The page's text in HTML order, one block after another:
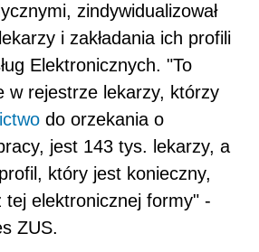
zindywidualizował
lekarzy i zakładania ich profili
Elektronicznych. "To
w rejestrze lekarzy, którzy
do orzekania o
jest 143 tys. lekarzy, a
który jest konieczny,
tej elektronicznej formy" -
ZUS.